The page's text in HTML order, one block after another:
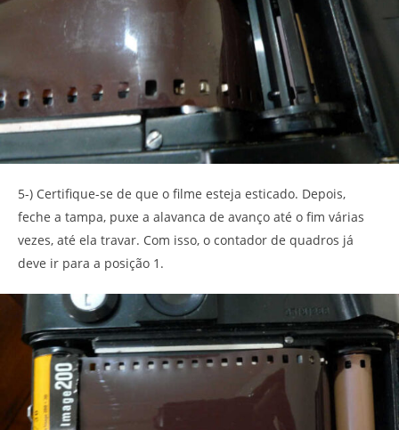
5-) Certifique-se de que o filme esteja esticado. Depois,
feche a tampa, puxe a alavanca de avanço até o fim várias
vezes, até ela travar. Com isso, o contador de quadros já
deve ir para a posição 1.